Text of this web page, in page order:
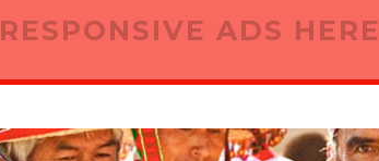
RESPONSIVE ADS HERE